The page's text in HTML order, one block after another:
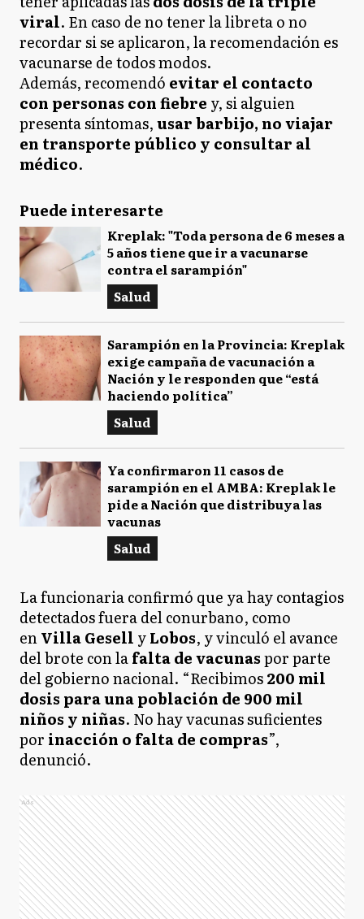
viral. En caso de no tener la libreta o no
recordar si se aplicaron, la recomendación es
vacunarse de todos modos.
Además, recomendó evitar el contacto
con personas con fiebre y, si alguien
presenta síntomas,usar barbijo, no viajar
en transporte público y consultar al
médico.
Puede interesarte
Kreplak: "Toda persona de 6 meses a
5 años tiene que ir a vacunarse
contra el sarampión"
Salud
Sarampión en la Provincia: Kreplak
exige campaña de vacunación a
Nación y le responden que “está
haciendo política”
Salud
Ya confirmaron 11 casos de
sarampión en el AMBA: Kreplak le
pide a Nación que distribuya las
vacunas
Salud
La funcionaria confirmó que ya hay contagios
detectados fuera del conurbano, como
enVilla Gesell yLobos, y vinculó el avance
del brote con lafalta de vacunaspor parte
del gobierno nacional. “Recibimos200 mil
dosis para una población de 900 mil
niños y niñas. No hay vacunas suficientes
por inacción o falta de compras”,
denunció.
Ads